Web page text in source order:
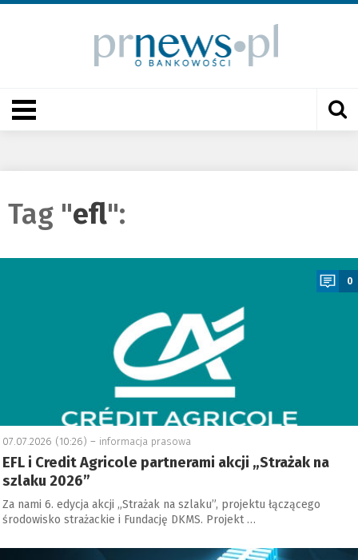
Tag "efl":
0
07.07.2026 (10:26) – informacja prasowa
EFL i Credit Agricole partnerami akcji „Strażak na
szlaku 2026”
Za nami 6. edycja akcji „Strażak na szlaku”, projektu łączącego
środowisko strażackie i Fundację DKMS. Projekt …